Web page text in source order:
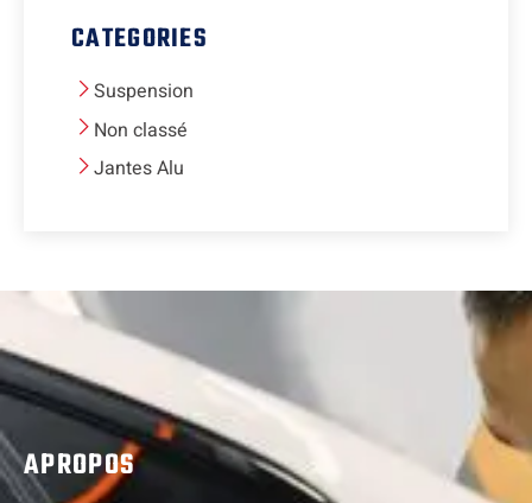
CATEGORIES
Suspension
Non classé
Jantes Alu
APROPOS